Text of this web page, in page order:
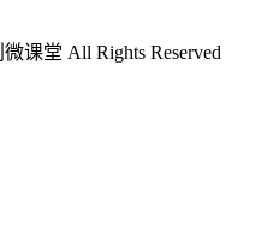
课堂 All Rights Reserved